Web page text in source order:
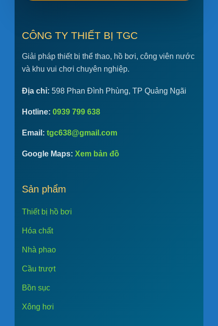
CÔNG TY THIẾT BỊ TGC
Giải pháp thiết bị thể thao, hồ bơi, công viên nước
và khu vui chơi chuyên nghiệp.
Địa chỉ: 598 Phan Đình Phùng, TP Quảng Ngãi
Hotline: 0939 799 638
Email: tgc638@gmail.com
Google Maps: Xem bản đồ
Sản phẩm
Thiết bị hồ bơi
Hóa chất
Nhà phao
Cầu trượt
Bồn sục
Xông hơi